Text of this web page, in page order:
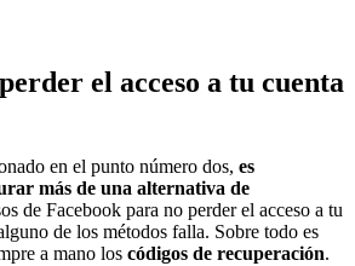
el acceso a tu cuenta
en el punto número dos, es
más de una alternativa de
de Facebook para no perder el acceso a tu
de los métodos falla. Sobre todo es
a mano los códigos de recuperación.